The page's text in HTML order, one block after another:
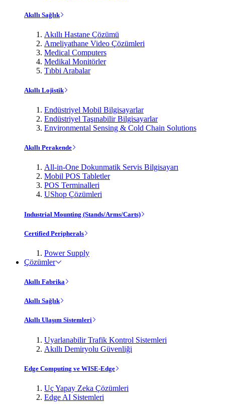
Akıllı Sağlık
Akıllı Hastane Çözümü
Ameliyathane Video Çözümleri
Medical Computers
Medikal Monitörler
Tıbbi Arabalar
Akıllı Lojistik
Endüstriyel Mobil Bilgisayarlar
Endüstriyel Taşınabilir Bilgisayarlar
Environmental Sensing & Cold Chain Solutions
Akıllı Perakende
All-in-One Dokunmatik Servis Bilgisayarı
Mobil POS Tabletler
POS Terminalleri
UShop Çözümleri
Industrial Mounting (Stands/Arms/Carts)
Certified Peripherals
Power Supply
Çözümler
Akıllı Fabrika
Akıllı Sağlık
Akıllı Ulaşım Sistemleri
Uyarlanabilir Trafik Kontrol Sistemleri
Akıllı Demiryolu Güvenliği
Edge Computing ve WISE-Edge
Uç Yapay Zeka Çözümleri
Edge AI Sistemleri